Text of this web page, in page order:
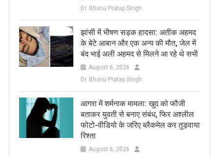
Dr. Bhanu Pratap Singh
झांसी में भीषण सड़क हादसा: अतीक अहमद
के बेटे आबान और एक अन्य की मौत, जेल में
बंद भाई अली अहमद से मिलने आ रहे थे सभी
August 6, 2026
Dr. Bhanu Pratap Singh
आगरा में शर्मनाक मामला: खुद को फौजी
बताकर युवती से बनाए संबंध, फिर अश्लील
फोटो-वीडियो के जरिए ब्लैकमेल कर तुड़वाया
रिश्ता
August 6, 2026